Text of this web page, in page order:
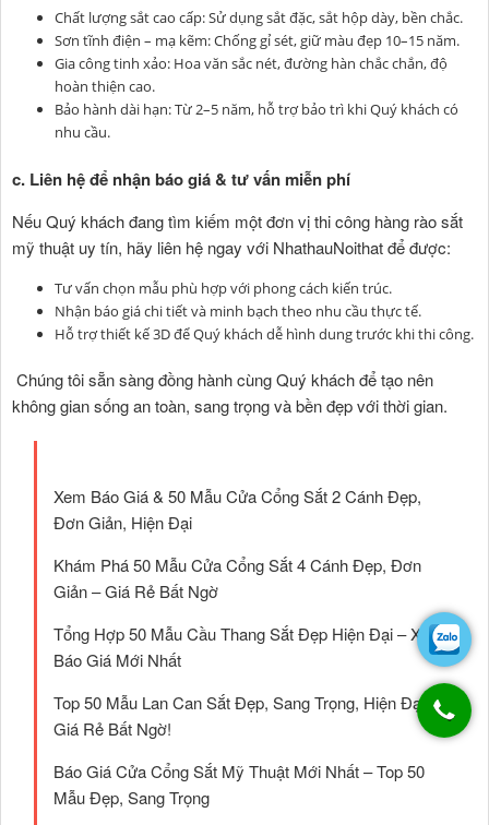
Chất lượng sắt cao cấp: Sử dụng sắt đặc, sắt hộp dày, bền chắc.
Sơn tĩnh điện – mạ kẽm: Chống gỉ sét, giữ màu đẹp 10–15 năm.
Gia công tinh xảo: Hoa văn sắc nét, đường hàn chắc chắn, độ
hoàn thiện cao.
Bảo hành dài hạn: Từ 2–5 năm, hỗ trợ bảo trì khi Quý khách có
nhu cầu.
c. Liên hệ để nhận báo giá & tư vấn miễn phí
Nếu Quý khách đang tìm kiếm một đơn vị thi công hàng rào sắt
mỹ thuật uy tín, hãy liên hệ ngay với NhathauNoithat để được:
Tư vấn chọn mẫu phù hợp với phong cách kiến trúc.
Nhận báo giá chi tiết và minh bạch theo nhu cầu thực tế.
Hỗ trợ thiết kế 3D để Quý khách dễ hình dung trước khi thi công.
Chúng tôi sẵn sàng đồng hành cùng Quý khách để tạo nên
không gian sống an toàn, sang trọng và bền đẹp với thời gian.
Xem Báo Giá & 50 Mẫu Cửa Cổng Sắt 2 Cánh Đẹp,
Đơn Giản, Hiện Đại
Khám Phá 50 Mẫu Cửa Cổng Sắt 4 Cánh Đẹp, Đơn
Giản – Giá Rẻ Bất Ngờ
Tổng Hợp 50 Mẫu Cầu Thang Sắt Đẹp Hiện Đại – Xem
Báo Giá Mới Nhất
Top 50 Mẫu Lan Can Sắt Đẹp, Sang Trọng, Hiện Đại –
Giá Rẻ Bất Ngờ!
Báo Giá Cửa Cổng Sắt Mỹ Thuật Mới Nhất – Top 50
Mẫu Đẹp, Sang Trọng